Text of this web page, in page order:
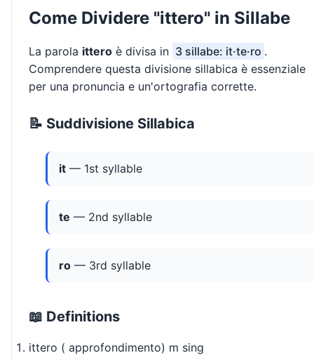
Come Dividere "ittero" in Sillabe
La parola ittero è divisa in 3 sillabe: it·te·ro .
Comprendere questa divisione sillabica è essenziale
per una pronuncia e un'ortografia corrette.
📝 Suddivisione Sillabica
it — 1st syllable
te — 2nd syllable
ro — 3rd syllable
📖 Definitions
ittero ( approfondimento) m sing